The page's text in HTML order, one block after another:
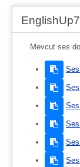
Mevcut ses